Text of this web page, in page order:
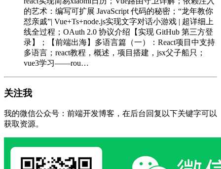
的艺术：编写可扩展 JavaScript 代码的秘密；“龙年教你
怼亲戚”| Vue+Ts+node.js实现文字对话小游戏 | 超详细上
线全过程；OAuth 2.0 协议介绍【实现 GitHub 第三方登
录】；【前端出海】多语言篇（一）：React项目中支持
多语言；react教程，概述，项目搭建，jsx父子船只；
vue3学习——rou…
关注我
我的微信公众号：前端开发博客，在后台回复以下关键字可以
获取资源。